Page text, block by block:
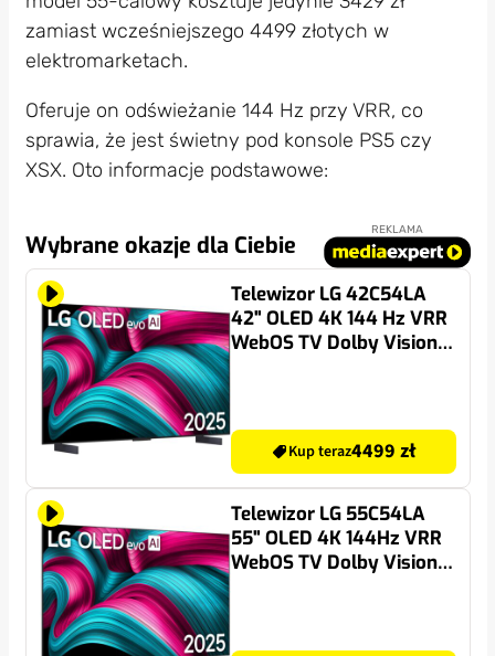
zamiast wcześniejszego 4499 złotych w
elektromarketach.
Oferuje on odświeżanie 144 Hz przy VRR, co
sprawia, że jest świetny pod konsole PS5 czy
XSX. Oto informacje podstawowe:
Wybrane okazje dla Ciebie
REKLAMA
Telewizor LG 42C54LA
42" OLED 4K 144 Hz VRR
WebOS TV Dolby Vision
Kup teraz4499 zł
Telewizor LG 55C54LA
55" OLED 4K 144Hz VRR
WebOS TV Dolby Vision